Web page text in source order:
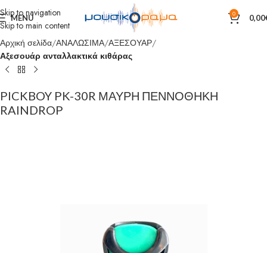
Skip to navigation
Skip to main content
MENU 0 0,00
Αρχική σελίδα ΑΝΑΛΩΣΙΜΑ ΑΞΕΣΟΥΑΡ
Αξεσουάρ ανταλλακτικά κιθάρας
PICKBOY PK-30R ΜΑΥΡΗ ΠΕΝΝΟΘΗΚΗ
RAINDROP